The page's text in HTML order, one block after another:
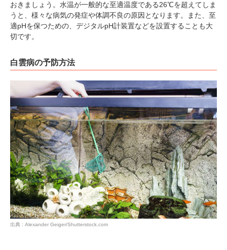
おきましょう。水温が一般的な至適温度である26℃を超えてしま
うと、様々な病気の発症や体調不良の原因となります。また、至
適pHを保つための、デジタルpH計装置などを設置することも大
切です。
白雲病の予防方法
出典 : Alexander Geiger/Shutterstock.com